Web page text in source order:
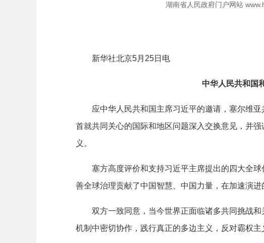
湖南省人民政府门户网站
新华社北京5月25日电
中华人民共和国
应中华人民共和国主席习近平的邀请，塞尔维亚
首就共同关心的国际和地区问题深入交换意见，并
义。
塞方高度评价和支持习近平主席提出的四大全球
善全球治理贡献了中国智慧、中国力量，在加速演
双方一致同意，当今世界正面临诸多共同挑战和
机制中密切协作，践行真正的多边主义，反对霸权